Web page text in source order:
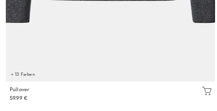
+ 13 Farben
Pullover
59.99 €